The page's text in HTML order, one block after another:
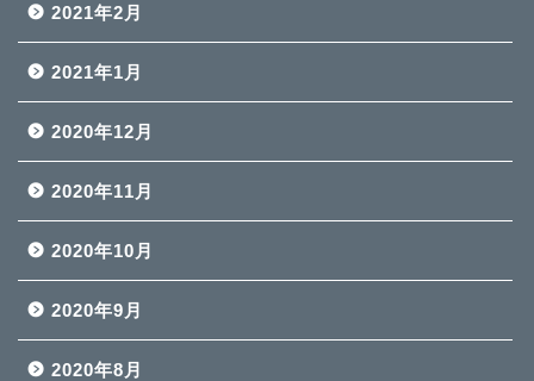
2021年2月
2021年1月
2020年12月
2020年11月
2020年10月
2020年9月
2020年8月